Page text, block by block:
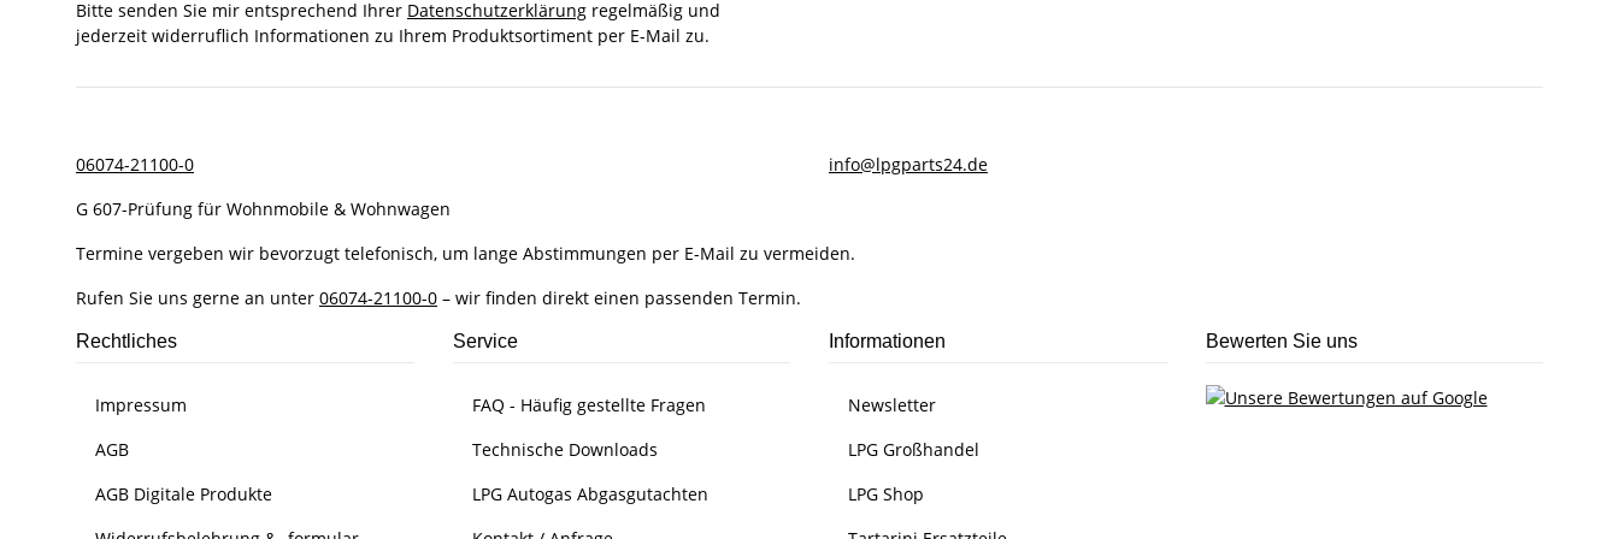
Bitte senden Sie mir entsprechend Ihrer Datenschutzerklärung regelmäßig und
jederzeit widerruflich Informationen zu Ihrem Produktsortiment per E-Mail zu.
06074-21100-0
info@lpgparts24.de
G 607-Prüfung für Wohnmobile & Wohnwagen
Termine vergeben wir bevorzugt telefonisch, um lange Abstimmungen per E-Mail zu vermeiden.
Rufen Sie uns gerne an unter 06074-21100-0 – wir finden direkt einen passenden Termin.
Rechtliches
Impressum
AGB
AGB Digitale Produkte
Service
FAQ - Häufig gestellte Fragen
Technische Downloads
LPG Autogas Abgasgutachten
Informationen
Newsletter
LPG Großhandel
LPG Shop
Bewerten Sie uns